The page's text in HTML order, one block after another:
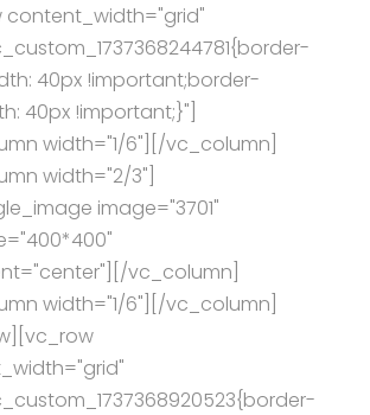
content_width="grid"
40px !important;border-
40px !important;}"]
width="1/6"][/vc_column]
width="2/3"]
image="3701"
vc_column]
width="1/6"][/vc_column]